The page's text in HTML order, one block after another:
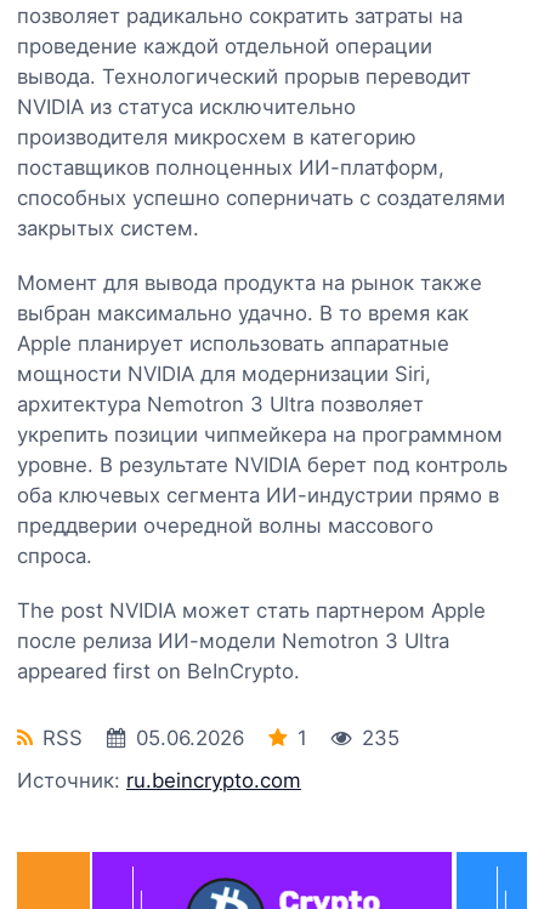
позволяет радикально сократить затраты на
проведение каждой отдельной операции
вывода. Технологический прорыв переводит
NVIDIA из статуса исключительно
производителя микросхем в категорию
поставщиков полноценных ИИ-платформ,
способных успешно соперничать с создателями
закрытых систем.
Момент для вывода продукта на рынок также
выбран максимально удачно. В то время как
Apple планирует использовать аппаратные
мощности NVIDIA для модернизации Siri,
архитектура Nemotron 3 Ultra позволяет
укрепить позиции чипмейкера на программном
уровне. В результате NVIDIA берет под контроль
оба ключевых сегмента ИИ-индустрии прямо в
преддверии очередной волны массового
спроса.
The post NVIDIA может стать партнером Apple
после релиза ИИ-модели Nemotron 3 Ultra
appeared first on BeInCrypto.
RSS 05.06.2026 1
235
Источник: ru.beincrypto.com